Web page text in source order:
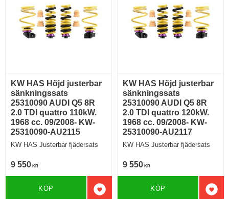
KW HAS Höjd justerbar
sänkningssats
25310090 AUDI Q5 8R
2.0 TDI quattro 110kW.
1968 cc. 09/2008- KW-
25310090-AU2115
KW HAS Justerbar fjädersats
9 550 KR
Lägg till i favoriter
KÖP
KW HAS Höjd justerbar
sänkningssats
25310090 AUDI Q5 8R
2.0 TDI quattro 120kW.
1968 cc. 09/2008- KW-
25310090-AU2117
KW HAS Justerbar fjädersats
9 550 KR
KÖP